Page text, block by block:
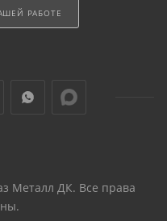
РАБОТЕ
Металл ДК. Все права